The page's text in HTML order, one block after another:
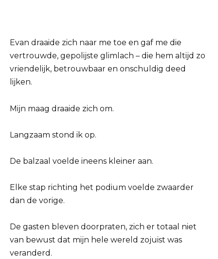
Evan draaide zich naar me toe en gaf me die
vertrouwde, gepolijste glimlach – die hem altijd zo
vriendelijk, betrouwbaar en onschuldig deed
lijken.
Mijn maag draaide zich om.
Langzaam stond ik op.
De balzaal voelde ineens kleiner aan.
Elke stap richting het podium voelde zwaarder
dan de vorige.
De gasten bleven doorpraten, zich er totaal niet
van bewust dat mijn hele wereld zojuist was
veranderd.